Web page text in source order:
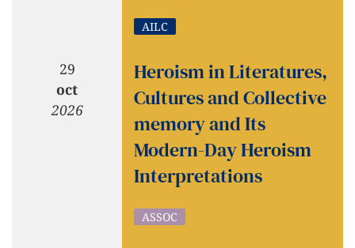
AILC
29
oct
2026
Heroism in Literatures,
Cultures and Collective
memory and Its
Modern-Day Heroism
Interpretations
ASSOC